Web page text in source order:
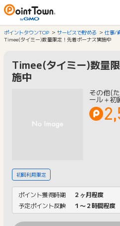
ポイントタウンTOP サービスで貯める
仕事/
Timee(タイミー)数量限定！先着ボーナス実施中
Timee(タイミー)数量
施中
その他(
ール＋初
初回利用限定
ポイント獲得時期
２ヶ月程度
予定ポイント反映
１〜２時間程度